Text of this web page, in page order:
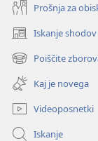
Prošnja za
Iskanje shodov
(odpre
novo
okno)
Poiščite
(odpre
novo
okno)
Kaj je novega
Videoposnetki
Iskanje